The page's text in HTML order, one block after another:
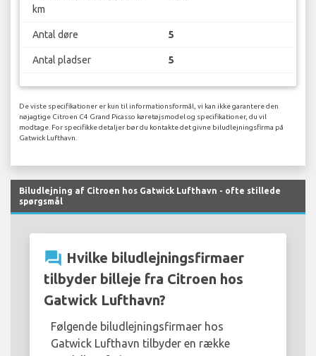
km
Antal døre 5
Antal pladser 5
De viste specifikationer er kun til informationsformål, vi kan ikke garantere den
nøjagtige Citroen C4 Grand Picasso køretøjsmodel og specifikationer, du vil
modtage. For specifikke detaljer bør du kontakte det givne biludlejningsfirma på
Gatwick Lufthavn.
Biludlejning af Citroen hos Gatwick Lufthavn - ofte stillede
spørgsmål
question_answer Hvilke biludlejningsfirmaer
tilbyder billeje fra Citroen hos
Gatwick Lufthavn?
Følgende biludlejningsfirmaer hos
Gatwick Lufthavn tilbyder en række